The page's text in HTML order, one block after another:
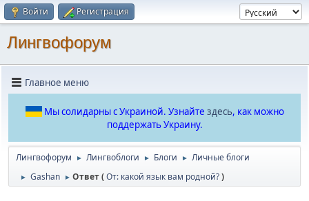
Войти Регистрация
Лингвофорум
Главное меню
Мы солидарны с Украиной. Узнайте здесь, как можно
поддержать Украину.
Лингвофорум ► Лингвоблоги ► Блоги ► Личные блоги
► Gashan ► Ответ (От: какой язык вам родной?)